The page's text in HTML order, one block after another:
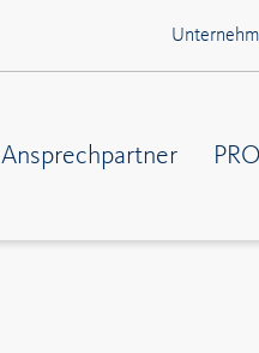
Ansprechpartner